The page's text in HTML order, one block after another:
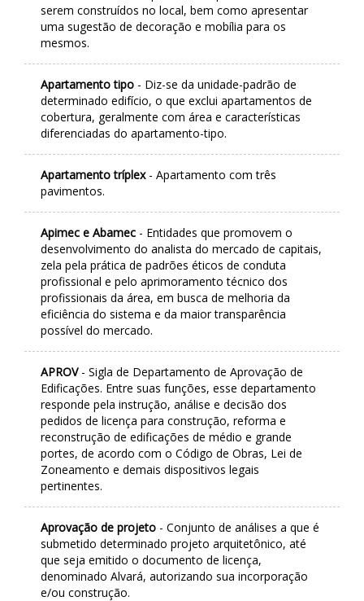
serem construídos no local, bem como apresentar
uma sugestão de decoração e mobília para os
mesmos.
Apartamento tipo - Diz-se da unidade-padrão de
determinado edifício, o que exclui apartamentos de
cobertura, geralmente com área e características
diferenciadas do apartamento-tipo.
Apartamento tríplex - Apartamento com três
pavimentos.
Apimec e Abamec - Entidades que promovem o
desenvolvimento do analista do mercado de capitais,
zela pela prática de padrões éticos de conduta
profissional e pelo aprimoramento técnico dos
profissionais da área, em busca de melhoria da
eficiência do sistema e da maior transparência
possível do mercado.
APROV - Sigla de Departamento de Aprovação de
Edificações. Entre suas funções, esse departamento
responde pela instrução, análise e decisão dos
pedidos de licença para construção, reforma e
reconstrução de edificações de médio e grande
portes, de acordo com o Código de Obras, Lei de
Zoneamento e demais dispositivos legais
pertinentes.
Aprovação de projeto - Conjunto de análises a que é
submetido determinado projeto arquitetônico, até
que seja emitido o documento de licença,
denominado Alvará, autorizando sua incorporação
e/ou construção.